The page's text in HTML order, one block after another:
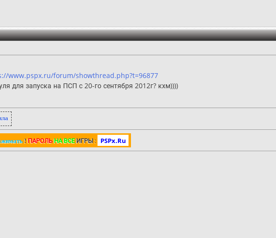
www.pspx.ru/forum/showthread.php?t=96877
для запуска на ПСП с 20-го сентября 2012г? кхм))))
!ПАРОЛЬНА ВСЕИГРЫ: PSPx.Ru